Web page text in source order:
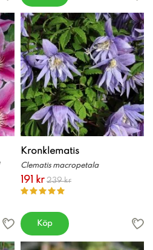
Kronklematis
Clematis macropetala
191 kr 239 kr
Köp